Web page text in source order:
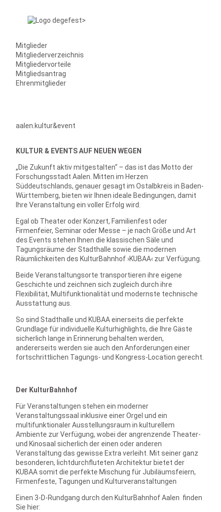
Mitglieder
Mitgliederverzeichnis
Mitgliedervorteile
Mitgliedsantrag
Ehrenmitglieder
aalen.kultur&event
KULTUR & EVENTS AUF NEUEN WEGEN
„Die Zukunft aktiv mitgestalten“ – das ist das Motto der
Forschungsstadt Aalen. Mitten im Herzen
Süddeutschlands, genauer gesagt im Ostalbkreis in Baden-
Württemberg, bieten wir Ihnen ideale Bedingungen, damit
Ihre Veranstaltung ein voller Erfolg wird.
Egal ob Theater oder Konzert, Familienfest oder
Firmenfeier, Seminar oder Messe – je nach Größe und Art
des Events stehen Ihnen die klassischen Säle und
Tagungsräume der Stadthalle sowie die modernen
Räumlichkeiten des KulturBahnhof ›KUBAA‹ zur Verfügung.
Beide Veranstaltungsorte transportieren ihre eigene
Geschichte und zeichnen sich zugleich durch ihre
Flexibilität, Multifunktionalität und modernste technische
Ausstattung aus.
So sind Stadthalle und KUBAA einerseits die perfekte
Grundlage für individuelle Kulturhighlights, die Ihre Gäste
sicherlich lange in Erinnerung behalten werden,
andererseits werden sie auch den Anforderungen einer
fortschrittlichen Tagungs- und Kongress-Location gerecht.
Der KulturBahnhof
Für Veranstaltungen stehen ein moderner
Veranstaltungssaal inklusive einer Orgel und ein
multifunktionaler Ausstellungsraum in kulturellem
Ambiente zur Verfügung, wobei der angrenzende Theater-
und Kinosaal sicherlich der einen oder anderen
Veranstaltung das gewisse Extra verleiht. Mit seiner ganz
besonderen, lichtdurchfluteten Architektur bietet der
KUBAA somit die perfekte Mischung für Jubiläumsfeiern,
Firmenfeste, Tagungen und Kulturveranstaltungen
Einen 3-D-Rundgang durch den KulturBahnhof Aalen finden
Sie hier: